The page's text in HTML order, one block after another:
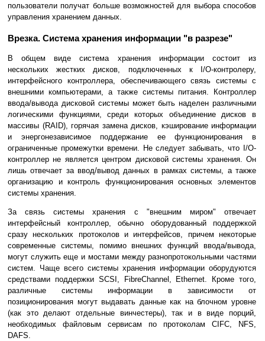
пользователи получат больше возможностей для выбора способов
управления хранением данных.
Врезка. Система хранения информации "в разрезе"
В общем виде система хранения информации состоит из
нескольких жестких дисков, подключенных к I/O-контролеру,
интерфейсного контроллера, обеспечивающего связь системы с
внешними компьютерами, а также системы питания. Контроллер
ввода/вывода дисковой системы может быть наделен различными
логическими функциями, среди которых объединение дисков в
массивы (RAID), горячая замена дисков, кэширование информации
и энергонезависимое поддержание ее функционирования в
ограниченные промежутки времени. Не следует забывать, что I/O-
контроллер не является центром дисковой системы хранения. Он
лишь отвечает за ввод/вывод данных в рамках системы, а также
организацию и контроль функционирования основных элементов
системы хранения.
За связь системы хранения с "внешним миром" отвечает
интерфейсный контроллер, обычно оборудованный поддержкой
сразу нескольких протоколов и интерфейсов, причем некоторые
современные системы, помимо внешних функций ввода/вывода,
могут служить еще и мостами между разнопротокольными частями
систем. Чаще всего системы хранения информации оборудуются
средствами поддержки SCSI, FibreChannel, Ethernet. Кроме того,
различные системы информации в зависимости от
позиционирования могут выдавать данные как на блочном уровне
(как это делают отдельные винчестеры), так и в виде порций,
необходимых файловым сервисам по протоколам CIFC, NFS,
DAFS.